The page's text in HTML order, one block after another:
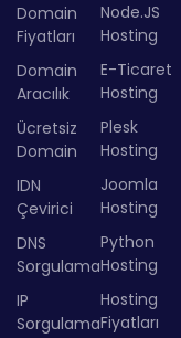
Domain
Fiyatları
Domain
Aracılık
Ücretsiz
Domain
IDN
Çevirici
DNS
Sorgulama
IP
Sorgulama
Node.JS
Hosting
E-Ticaret
Hosting
Plesk
Hosting
Joomla
Hosting
Python
Hosting
Hosting
Fiyatları